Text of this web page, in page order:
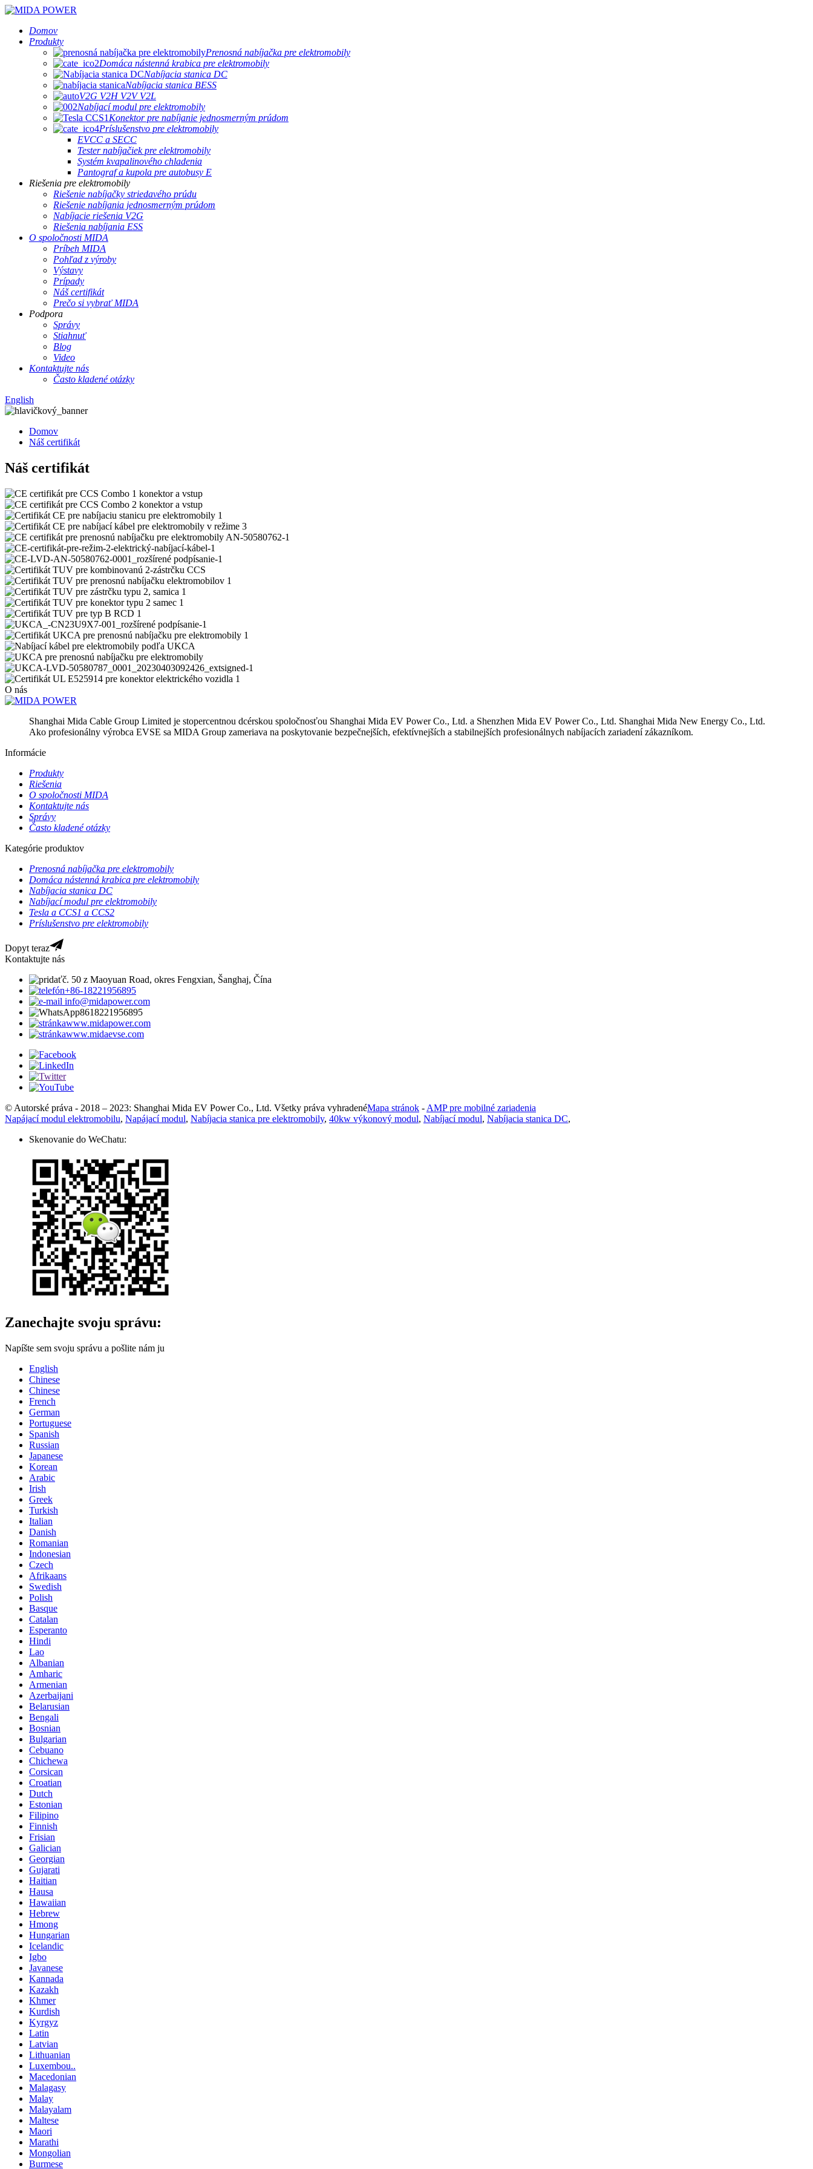
Domov
Produkty
Prenosná nabíjačka pre elektromobily
Domáca nástenná krabica pre elektromobily
Nabíjacia stanica DC
Nabíjacia stanica BESS
V2G V2H V2V V2L
Nabíjací modul pre elektromobily
Konektor pre nabíjanie jednosmerným prúdom
Príslušenstvo pre elektromobily
EVCC a SECC
Tester nabíjačiek pre elektromobily
Systém kvapalinového chladenia
Pantograf a kupola pre autobusy E
Riešenia pre elektromobily
Riešenie nabíjačky striedavého prúdu
Riešenie nabíjania jednosmerným prúdom
Nabíjacie riešenia V2G
Riešenia nabíjania ESS
O spoločnosti MIDA
Príbeh MIDA
Pohľad z výroby
Výstavy
Prípady
Náš certifikát
Prečo si vybrať MIDA
Podpora
Správy
Stiahnuť
Blog
Video
Kontaktujte nás
Často kladené otázky
English
Domov
Náš certifikát
Náš certifikát
O nás
Shanghai Mida Cable Group Limited je stopercentnou dcérskou spoločnosťou Shanghai Mida EV Power Co., Ltd. a Shenzhen Mida EV Power Co., Ltd. Shanghai Mida New Energy Co., Ltd.
Ako profesionálny výrobca EVSE sa MIDA Group zameriava na poskytovanie bezpečnejších, efektívnejších a stabilnejších profesionálnych nabíjacích zariadení zákazníkom.
Informácie
Produkty
Riešenia
O spoločnosti MIDA
Kontaktujte nás
Správy
Často kladené otázky
Kategórie produktov
Prenosná nabíjačka pre elektromobily
Domáca nástenná krabica pre elektromobily
Nabíjacia stanica DC
Nabíjací modul pre elektromobily
Tesla a CCS1 a CCS2
Príslušenstvo pre elektromobily
Dopyt teraz
Kontaktujte nás
č. 50 z Maoyuan Road, okres Fengxian, Šanghaj, Čína
+86-18221956895
info@midapower.com
8618221956895
www.midapower.com
www.midaevse.com
© Autorské práva - 2018 – 2023: Shanghai Mida EV Power Co., Ltd. Všetky práva vyhradenéMapa stránok - AMP pre mobilné zariadenia
Napájací modul elektromobilu, Napájací modul, Nabíjacia stanica pre elektromobily, 40kw výkonový modul, Nabíjací modul, Nabíjacia stanica DC,
Skenovanie do WeChatu:
Zanechajte svoju správu:
Napíšte sem svoju správu a pošlite nám ju
English
Chinese
Chinese
French
German
Portuguese
Spanish
Russian
Japanese
Korean
Arabic
Irish
Greek
Turkish
Italian
Danish
Romanian
Indonesian
Czech
Afrikaans
Swedish
Polish
Basque
Catalan
Esperanto
Hindi
Lao
Albanian
Amharic
Armenian
Azerbaijani
Belarusian
Bengali
Bosnian
Bulgarian
Cebuano
Chichewa
Corsican
Croatian
Dutch
Estonian
Filipino
Finnish
Frisian
Galician
Georgian
Gujarati
Haitian
Hausa
Hawaiian
Hebrew
Hmong
Hungarian
Icelandic
Igbo
Javanese
Kannada
Kazakh
Khmer
Kurdish
Kyrgyz
Latin
Latvian
Lithuanian
Luxembou..
Macedonian
Malagasy
Malay
Malayalam
Maltese
Maori
Marathi
Mongolian
Burmese